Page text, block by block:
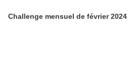
Challenge mensuel de février 2024